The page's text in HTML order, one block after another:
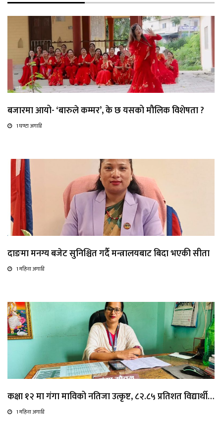
बजारमा आयो- ‘बारुले कम्मर’, के छ यसको मौलिक विशेषता ?
1 घण्टा अगाडि
दाङमा मनग्य बजेट सुनिश्चित गर्दै मन्त्रालयबाट बिदा भएकी सीता
1 महिना अगाडि
कक्षा १२ मा गंगा माविको नतिजा उत्कृष्ट, ८२.८५ प्रतिशत विद्यार्थी…
1 महिना अगाडि